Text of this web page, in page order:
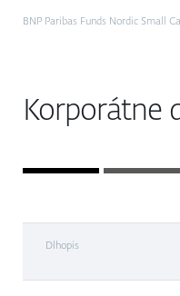
BNP Paribas Funds Nordic Small
Korporátne
Dlhopis